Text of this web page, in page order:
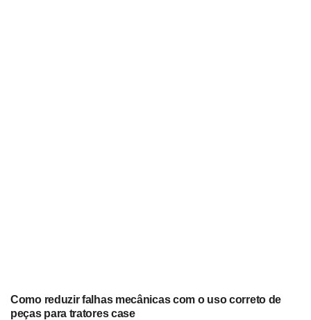
Como reduzir falhas mecânicas com o uso correto de
peças para tratores case